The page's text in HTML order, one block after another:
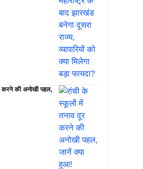
करने की अनोखी पहल,